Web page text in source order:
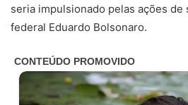
seria impulsionado pelas ações de
federal Eduardo Bolsonaro.